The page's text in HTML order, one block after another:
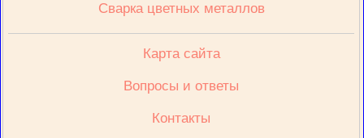
Сварка цветных металлов
Карта сайта
Вопросы и ответы
Контакты